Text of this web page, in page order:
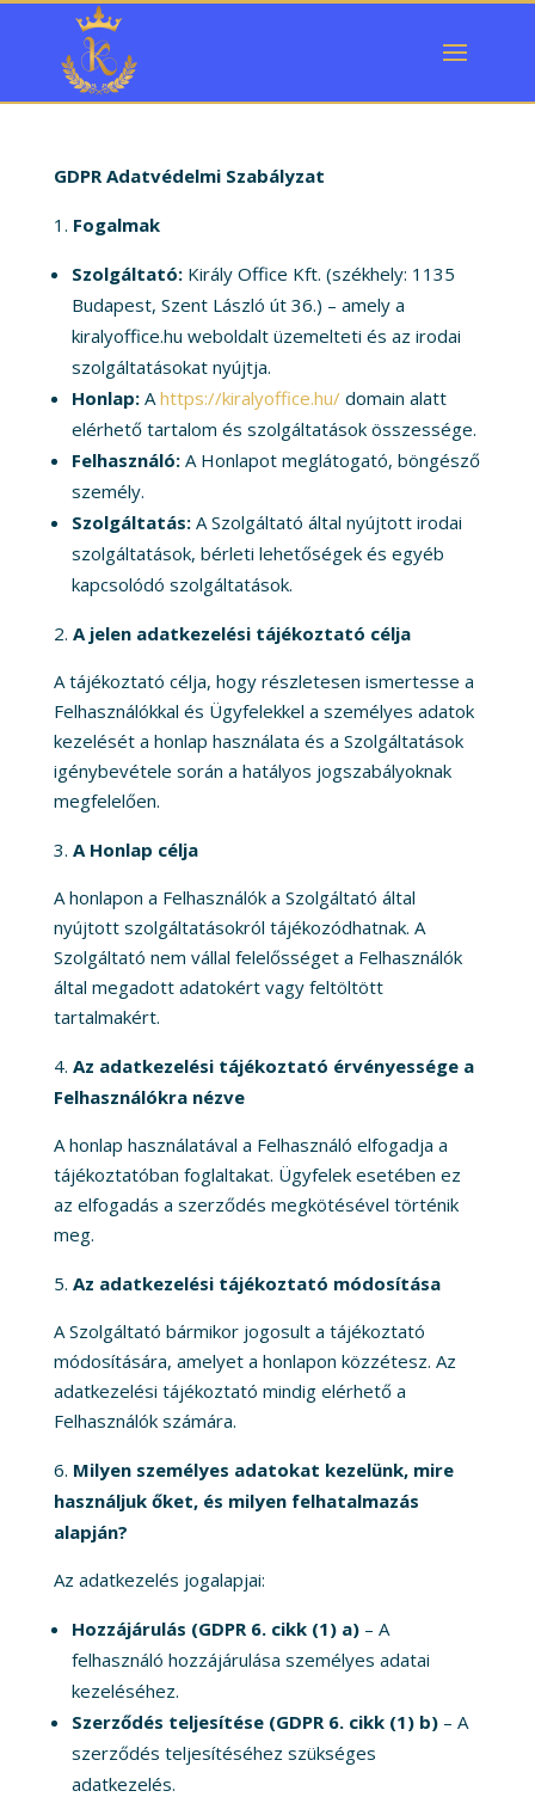
GDPR Adatvédelmi Szabályzat
Fogalmak
Szolgáltató:Király Office Kft. (székhely: 1135
Budapest, Szent László út 36.) – amely a
kiralyoffice.hu weboldalt üzemelteti és az irodai
szolgáltatásokat nyújtja.
Honlap:Ahttps://kiralyoffice.hu/domain alatt
elérhető tartalom és szolgáltatások összessége.
Felhasználó:A Honlapot meglátogató, böngésző
személy.
Szolgáltatás:A Szolgáltató által nyújtott irodai
szolgáltatások, bérleti lehetőségek és egyéb
kapcsolódó szolgáltatások.
A jelen adatkezelési tájékoztató célja
A tájékoztató célja, hogy részletesen ismertesse a
Felhasználókkal és Ügyfelekkel a személyes adatok
kezelését a honlap használata és a Szolgáltatások
igénybevétele során a hatályos jogszabályoknak
megfelelően.
A Honlap célja
A honlapon a Felhasználók a Szolgáltató által
nyújtott szolgáltatásokról tájékozódhatnak. A
Szolgáltató nem vállal felelősséget a Felhasználók
által megadott adatokért vagy feltöltött
tartalmakért.
Az adatkezelési tájékoztató érvényessége a
Felhasználókra nézve
A honlap használatával a Felhasználó elfogadja a
tájékoztatóban foglaltakat. Ügyfelek esetében ez
az elfogadás a szerződés megkötésével történik
meg.
Az adatkezelési tájékoztató módosítása
A Szolgáltató bármikor jogosult a tájékoztató
módosítására, amelyet a honlapon közzétesz. Az
adatkezelési tájékoztató mindig elérhető a
Felhasználók számára.
Milyen személyes adatokat kezelünk, mire
használjuk őket, és milyen felhatalmazás
alapján?
Az adatkezelés jogalapjai:
Hozzájárulás (GDPR 6. cikk (1) a)– A
felhasználó hozzájárulása személyes adatai
kezeléséhez.
Szerződés teljesítése (GDPR 6. cikk (1) b)– A
szerződés teljesítéséhez szükséges
adatkezelés.